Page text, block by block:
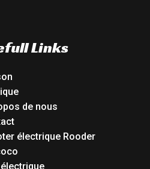
Links
de nous
électrique Rooder